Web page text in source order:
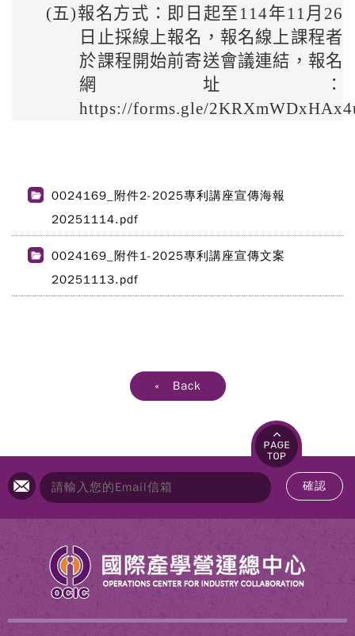
(五)報名方式：即日起至114年11月26
日止採線上報名，報名線上課程者
於課程開始前寄送會議連結，報名
網址：
https://forms.gle/
0024169_附件2-2025專利講座宣傳海報
20251114.pdf
0024169_附件1-2025專利講座宣傳文案
20251113.pdf
« Back
確認